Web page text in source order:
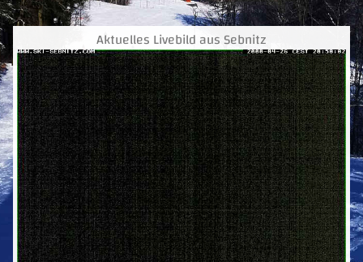
Aktuelles Livebild aus Sebnitz